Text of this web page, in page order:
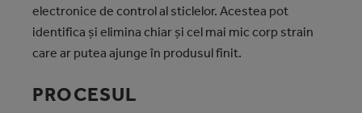
electronice de control al sticlelor. Acestea pot
identifica şi elimina chiar şi cel mai mic corp strain
care ar putea ajunge în produsul finit.
PROCESUL